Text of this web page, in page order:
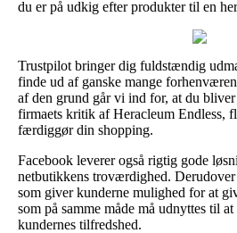
du er på udkig efter produkter til en
Trustpilot bringer dig fuldstændig
finde ud af ganske mange
af den grund går vi ind for, at du
firmaets kritik af Heracleum Endless,
færdiggør din shopping.
Facebook leverer også rigtig gode
netbutikkens troværdighed.
som giver kunderne mulighed for at
som på samme måde må udnyttes til
kundernes tilfredshed.